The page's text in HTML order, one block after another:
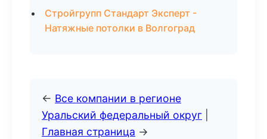
Стройгрупп Стандарт Эксперт -
Натяжные потолки в Волгоград
← Все компании в регионе
Уральский федеральный округ
Главная страница →